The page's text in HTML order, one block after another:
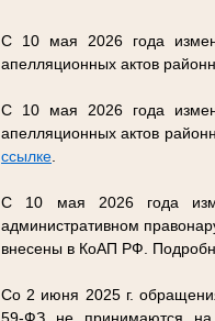
С 10 мая 2026 года
апелляционных актов
С 10 мая 2026 года
апелляционных актов
ссылке.
С 10 мая 2026 года
административном
внесены в КоАП РФ.
Со 2 июня 2025 г.